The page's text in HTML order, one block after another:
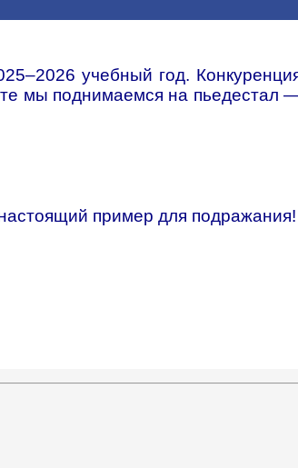
учебный год.
мы поднимаемся на пьедестал
пример для